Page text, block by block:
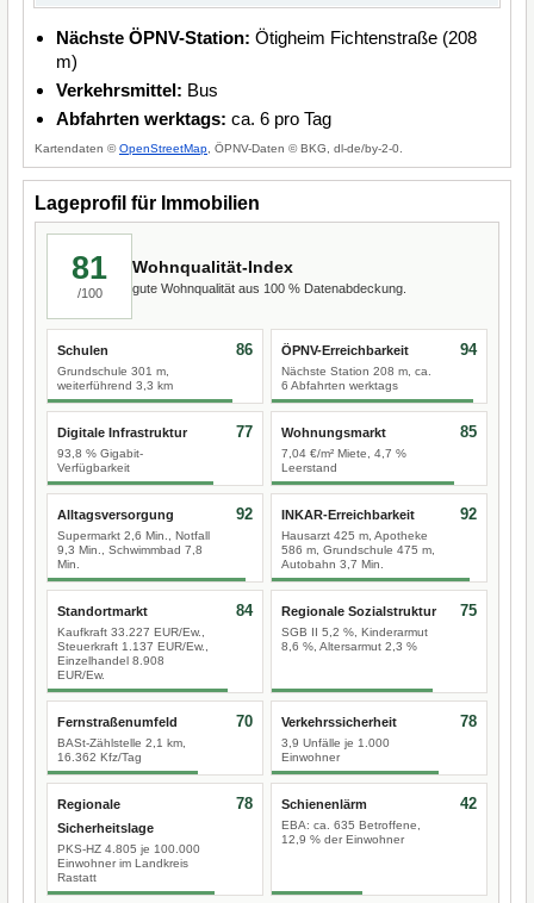
Nächste ÖPNV-Station: Ötigheim Fichtenstraße (208
m)
Verkehrsmittel: Bus
Abfahrten werktags: ca. 6 pro Tag
Kartendaten ©OpenStreetMap , ÖPNV-Daten © BKG, dl-de/by-2-0.
Lageprofil für Immobilien
81
/100
Wohnqualität-Index
gute Wohnqualität aus 100 % Datenabdeckung.
Schulen
Grundschule 301 m,
weiterführend 3,3 km
86 ÖPNV-Erreichbarkeit
Nächste Station 208 m, ca.
6 Abfahrten werktags
94
Digitale Infrastruktur
93,8 % Gigabit-
Verfügbarkeit
77 Wohnungsmarkt
7,04 €/m² Miete, 4,7 %
Leerstand
85
Alltagsversorgung
Supermarkt 2,6 Min., Notfall
9,3 Min., Schwimmbad 7,8
Min.
92 INKAR-Erreichbarkeit
Hausarzt 425 m, Apotheke
586 m, Grundschule 475 m,
Autobahn 3,7 Min.
92
Standortmarkt
Kaufkraft 33.227 EUR/Ew.,
Steuerkraft 1.137 EUR/Ew.,
Einzelhandel 8.908
EUR/Ew.
84 Regionale Sozialstruktur
SGB II 5,2 %, Kinderarmut
8,6 %, Altersarmut 2,3 %
75
Fernstraßenumfeld
BASt-Zählstelle 2,1 km,
16.362 Kfz/Tag
70 Verkehrssicherheit
3,9 Unfälle je 1.000
Einwohner
78
Regionale
Sicherheitslage
PKS-HZ 4.805 je 100.000
Einwohner im Landkreis
Rastatt
78 Schienenlärm
EBA: ca. 635 Betroffene,
12,9 % der Einwohner
42